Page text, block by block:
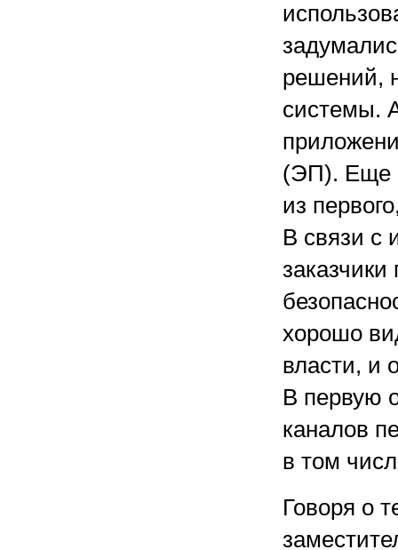
решений,
системы.
(ЭП). Еще
из
В связи с
хорошо
власти, и
В первую
каналов
в том
Говоря о